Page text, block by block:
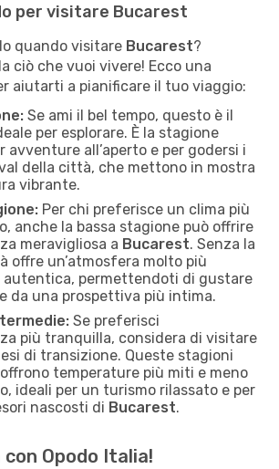
per visitare Bucarest
quando visitare Bucarest?
ciò che vuoi vivere! Ecco una
aiutarti a pianificare il tuo viaggio:
Se ami il bel tempo, questo è il
per esplorare. È la stagione
avventure all’aperto e per godersi i
della città, che mettono in mostra
vibrante.
Per chi preferisce un clima più
anche la bassa stagione può offrire
meravigliosa a Bucarest. Senza la
offre un’atmosfera molto più
autentica, permettendoti di gustare
da una prospettiva più intima.
Se preferisci
più tranquilla, considera di visitare
di transizione. Queste stagioni
temperature più miti e meno
ideali per un turismo rilassato e per
nascosti di Bucarest.
Opodo Italia!